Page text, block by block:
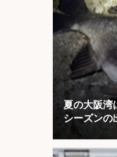
夏の大阪
シーズンの